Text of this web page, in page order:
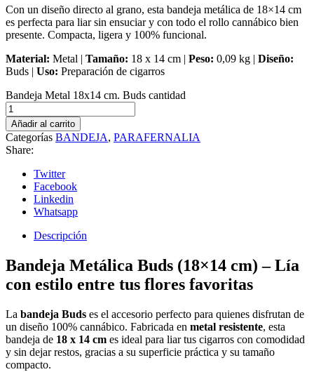
Con un diseño directo al grano, esta bandeja metálica de 18×14 cm
es perfecta para liar sin ensuciar y con todo el rollo cannábico bien
presente. Compacta, ligera y 100% funcional.
Material: Metal | Tamaño: 18 x 14 cm | Peso: 0,09 kg | Diseño:
Buds | Uso: Preparación de cigarros
Bandeja Metal 18x14 cm. Buds cantidad
Añadir al carrito
Categorías BANDEJA, PARAFERNALIA
Share:
Twitter
Facebook
Linkedin
Whatsapp
Descripción
Bandeja Metálica Buds (18×14 cm) – Lía
con estilo entre tus flores favoritas
La bandeja Buds es el accesorio perfecto para quienes disfrutan de
un diseño 100% cannábico. Fabricada en metal resistente, esta
bandeja de 18 x 14 cm es ideal para liar tus cigarros con comodidad
y sin dejar restos, gracias a su superficie práctica y su tamaño
compacto.